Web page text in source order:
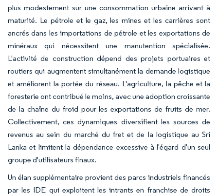
plus modestement sur une consommation urbaine arrivant à
maturité. Le pétrole et le gaz, les mines et les carrières sont
ancrés dans les importations de pétrole et les exportations de
minéraux qui nécessitent une manutention spécialisée.
L'activité de construction dépend des projets portuaires et
routiers qui augmentent simultanément la demande logistique
et améliorent la portée du réseau. L'agriculture, la pêche et la
foresterie ont contribué le moins, avec une adoption croissante
de la chaîne du froid pour les exportations de fruits de mer.
Collectivement, ces dynamiques diversifient les sources de
revenus au sein du marché du fret et de la logistique au Sri
Lanka et limitent la dépendance excessive à l'égard d'un seul
groupe d'utilisateurs finaux.
Un élan supplémentaire provient des parcs industriels financés
par les IDE qui exploitent les intrants en franchise de droits